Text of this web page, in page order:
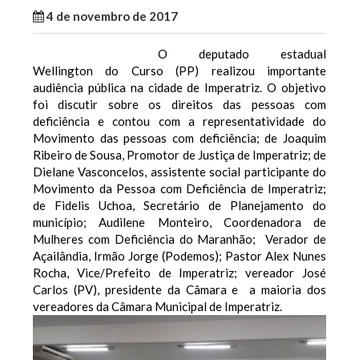
4 de novembro de 2017
O deputado estadual
Wellington do Curso (PP) realizou importante
audiência pública na cidade de Imperatriz. O objetivo
foi discutir sobre os direitos das pessoas com
deficiência e contou com a representatividade do
Movimento das pessoas com deficiência; de Joaquim
Ribeiro de Sousa, Promotor de Justiça de Imperatriz; de
Dielane Vasconcelos, assistente social participante do
Movimento da Pessoa com Deficiência de Imperatriz;
de Fidelis Uchoa, Secretário de Planejamento do
município; Audilene Monteiro, Coordenadora de
Mulheres com Deficiência do Maranhão; Verador de
Açailândia, Irmão Jorge (Podemos); Pastor Alex Nunes
Rocha, Vice/Prefeito de Imperatriz; vereador José
Carlos (PV), presidente da Câmara e a maioria dos
vereadores da Câmara Municipal de Imperatriz.